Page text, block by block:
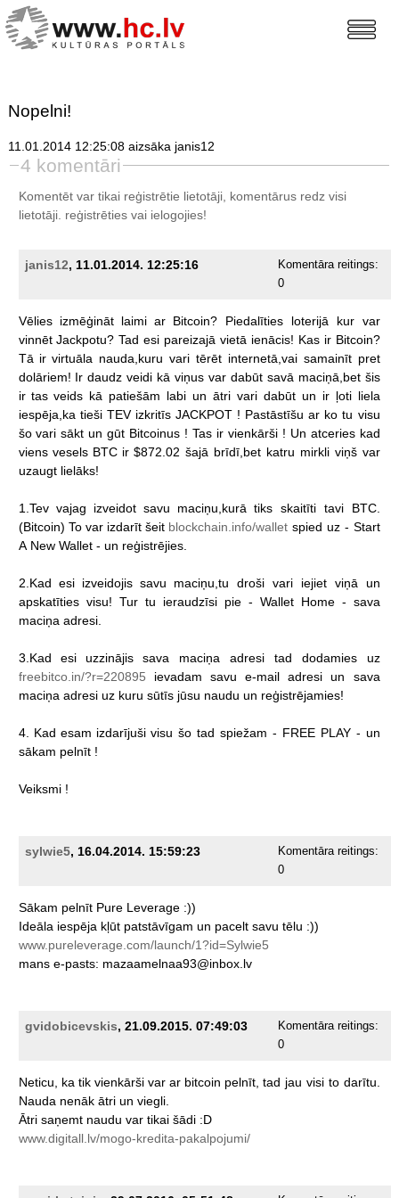
Nopelni!
11.01.2014 12:25:08 aizsāka janis12
4 komentāri
Komentēt var tikai reģistrētie lietotāji, komentārus redz visi
lietotāji. reģistrētiesvai ielogojies!
janis12, 11.01.2014. 12:25:16
Komentāra reitings:
0
Vēlies izmēģināt laimi ar Bitcoin? Piedalīties loterijā kur var
vinnēt Jackpotu? Tad esi pareizajā vietā ienācis! Kas ir Bitcoin?
Tā ir virtuāla nauda,kuru vari tērēt internetā,vai samainīt pret
dolāriem! Ir daudz veidi kā viņus var dabūt savā maciņā,bet šis
ir tas veids kā patiešām labi un ātri vari dabūt un ir ļoti liela
iespēja,ka tieši TEV izkritīs JACKPOT ! Pastāstīšu ar ko tu visu
šo vari sākt un gūt Bitcoinus ! Tas ir vienkārši ! Un atceries kad
viens vesels BTC ir $872.02 šajā brīdī,bet katru mirkli viņš var
uzaugt lielāks!
1.Tev vajag izveidot savu maciņu,kurā tiks skaitīti tavi
BTC.
(Bitcoin) To var izdarīt šeit blockchain.info/wallet spied uz - Start
A New Wallet - un reģistrējies.
2.Kad esi izveidojis savu maciņu,tu droši vari iejiet viņā
un
apskatīties visu! Tur tu ieraudzīsi pie - Wallet Home - sava
maciņa adresi.
3.Kad esi uzzinājis sava maciņa adresi tad dodamies
uz
freebitco.in/?r=220895
ievadam savu e-mail adresi un
sava
maciņa adresi uz kuru sūtīs jūsu naudu un reģistrējamies!
4. Kad esam izdarījuši visu šo tad spiežam - FREE PLAY - un
sākam pelnīt !
Veiksmi !
sylwie5, 16.04.2014. 15:59:23
Komentāra reitings:
0
Sākam pelnīt Pure Leverage :))
Ideāla iespēja kļūt patstāvīgam un pacelt savu tēlu :))
www.pureleverage.com/launch/1?id=Sylwie5
mans e-pasts: mazaamelnaa93@inbox.lv
gvidobicevskis, 21.09.2015. 07:49:03
Komentāra reitings:
0
Neticu, ka tik vienkārši var ar bitcoin pelnīt, tad jau visi to darītu.
Nauda nenāk ātri un viegli.
Ātri saņemt naudu var tikai šādi :D
www.digitall.lv/mogo-kredita-pakalpojumi/